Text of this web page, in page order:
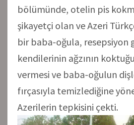
bölümünde, otelin pis
şikayetçi olan ve Azeri
bir baba-oğula, resepsiyon
kendilerinin ağzının
vermesi ve baba-oğulun
fırçasıyla temizlediğine
Azerilerin tepkisini çekti.